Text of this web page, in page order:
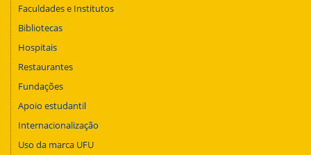
Faculdades e Institutos
Bibliotecas
Hospitais
Restaurantes
Fundações
Apoio estudantil
Internacionalização
Uso da marca UFU